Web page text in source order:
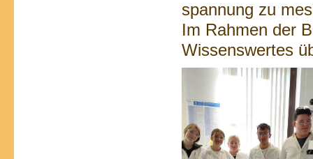
spannung zu
Im Rahmen der
Wissenswertes